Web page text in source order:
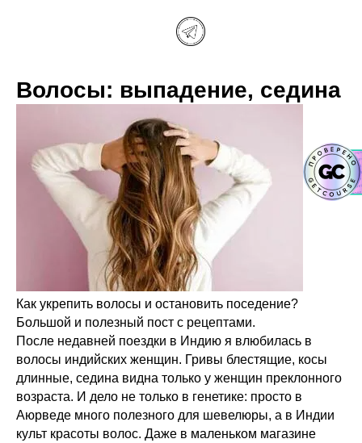
Волосы: выпадение, седина
Как укрепить волосы и остановить поседение?
Большой и полезный пост с рецептами.
После недавней поездки в Индию я влюбилась в
волосы индийских женщин. Гривы блестящие, косы
длинные, седина видна только у женщин преклонного
возраста. И дело не только в генетике: просто в
Аюрведе много полезного для шевелюры, а в Индии
культ красоты волос. Даже в маленьком магазине